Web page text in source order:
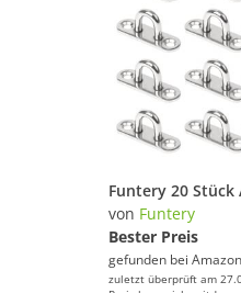
von Funtery
Bester Preis
gefunden bei Amazon
zuletzt überprüft am